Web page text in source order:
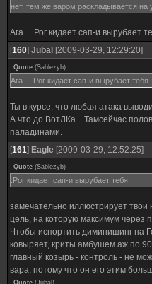
нет, тем же варом раскладывается на
Ага.....Рог кидает сап-и вырубает
[160] Jubal [2009-03-29, 12:29:20]
Quote (Sablezyb)
Ага.....Рог кидает сап-и вырубает
Ты в курсе, что любая атака
А что до ВотЛКа... Тамсейчас
паладинами.
[161] Eagle [2009-03-29, 12:52:25]
Quote (Sablezyb)
.Рог кидает сап-и вырубает тебя
замечательно иллюстрирует твои
цель, на которую максимум через
Чтобы испортить диминишинг на
ковыряет, криты амбушем аж по
главный козырь - контроль - не
вара, потому что он его этим
Quote (Jubal )